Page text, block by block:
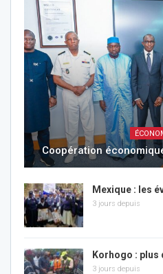
Coopération
Mexique : les
3 jours depuis
Korhogo : plus
3 jours depuis